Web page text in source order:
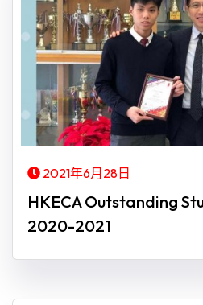
2021年6月28日
HKECA Outstanding
2020-2021